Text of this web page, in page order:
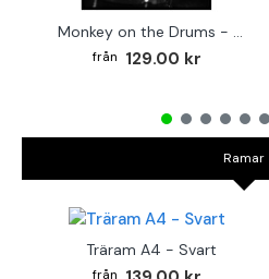
Monkey on the Drums - Trendig poster
129.00 kr
Ramar
Träram A4 - Svart